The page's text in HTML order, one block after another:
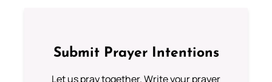
Submit Prayer Intentions
Let us pray together. Write your prayer